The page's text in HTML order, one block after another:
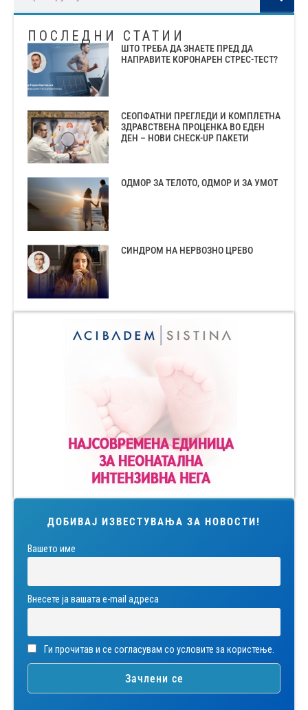
ПОСЛЕДНИ СТАТИИ
ШТО ТРЕБА ДА ЗНАЕТЕ ПРЕД ДА
НАПРАВИТЕ КОРОНАРЕН СТРЕС-ТЕСТ?
СЕОПФАТНИ ПРЕГЛЕДИ И КОМПЛЕТНА
ЗДРАВСТВЕНА ПРОЦЕНКА ВО ЕДЕН
ДЕН – НОВИ CHECK-UP ПАКЕТИ
ОДМОР ЗА ТЕЛОТО, ОДМОР И ЗА УМОТ
СИНДРОМ НА НЕРВОЗНО ЦРЕВО
ДОБИВАЈ ИЗВЕСТУВАЊА ЗА НОВОСТИ!
Вашето име
Внесете ја вашата е-mail адреса
Ги прочитав и се согласувам со условите за користење.